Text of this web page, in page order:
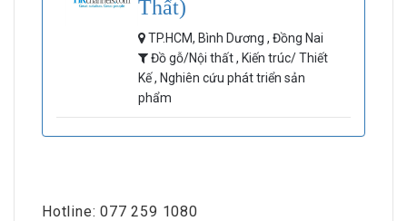
Thất)
TP.HCM, Bình Dương , Đồng Nai
Đồ gỗ/Nội thất , Kiến trúc/ Thiết
Kế , Nghiên cứu phát triển sản
phẩm
Hotline: 077 259 1080